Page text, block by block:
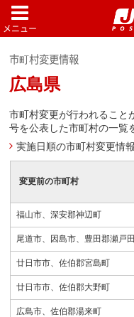
市町村変更情報
広島県
市町村変更が行われること
号を公表した市町村の一覧
実施日順の市町村変更情報
変更前の市町村
福山市、深安郡神辺町
尾道市、因島市、豊田郡瀬戸
廿日市市、佐伯郡宮島町
廿日市市、佐伯郡大野町
広島市、佐伯郡湯来町